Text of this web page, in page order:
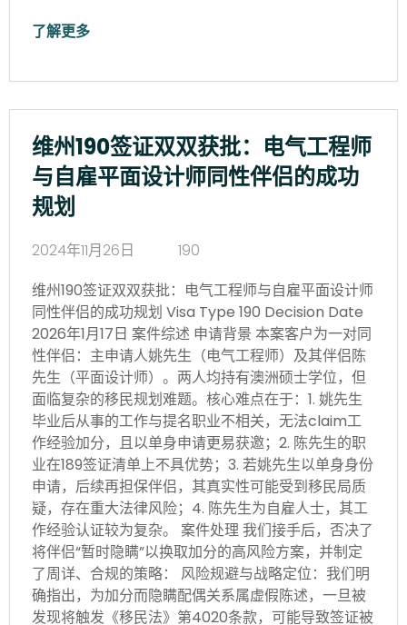
了解更多
维州190签证双双获批：电气工程师
与自雇平面设计师同性伴侣的成功
规划
2024年11月26日
190
维州190签证双双获批：电气工程师与自雇平面设计师
同性伴侣的成功规划 Visa Type 190 Decision Date
2026年1月17日 案件综述 申请背景 本案客户为一对同
性伴侣：主申请人姚先生（电气工程师）及其伴侣陈
先生（平面设计师）。两人均持有澳洲硕士学位，但
面临复杂的移民规划难题。核心难点在于：1. 姚先生
毕业后从事的工作与提名职业不相关，无法claim工
作经验加分，且以单身申请更易获邀；2. 陈先生的职
业在189签证清单上不具优势；3. 若姚先生以单身身份
申请，后续再担保伴侣，其真实性可能受到移民局质
疑，存在重大法律风险；4. 陈先生为自雇人士，其工
作经验认证较为复杂。 案件处理 我们接手后，否决了
将伴侣“暂时隐瞒”以换取加分的高风险方案，并制定
了周详、合规的策略： 风险规避与战略定位：我们明
确指出，为加分而隐瞒配偶关系属虚假陈述，一旦被
发现将触发《移民法》第4020条款，可能导致签证被